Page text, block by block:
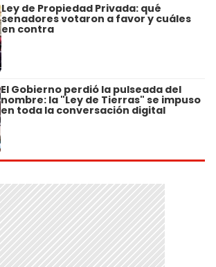
Ley de Propiedad Privada: qué
senadores votaron a favor y cuáles
en contra
El Gobierno perdió la pulseada del
nombre: la "Ley de Tierras" se impuso
en toda la conversación digital